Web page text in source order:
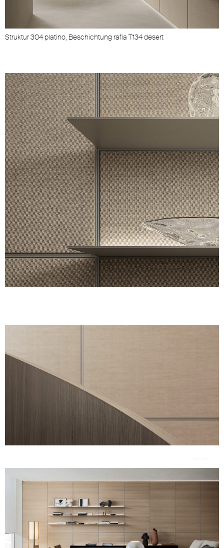
Struktur 304 platino, Beschichtung rafia T134 desert